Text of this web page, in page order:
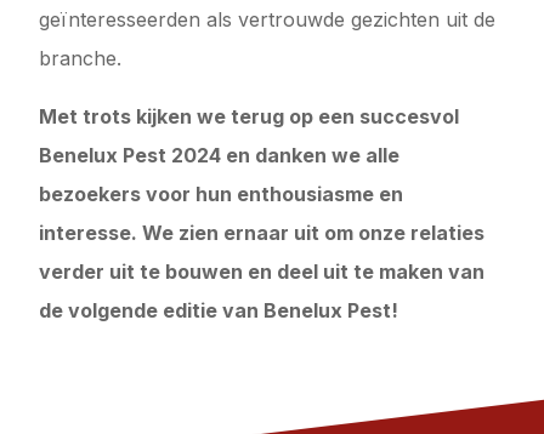
geïnteresseerden als vertrouwde gezichten uit de
branche.
Met trots kijken we terug op een succesvol
Benelux Pest 2024 en danken we alle
bezoekers voor hun enthousiasme en
interesse. We zien ernaar uit om onze relaties
verder uit te bouwen en deel uit te maken van
de volgende editie van Benelux Pest!